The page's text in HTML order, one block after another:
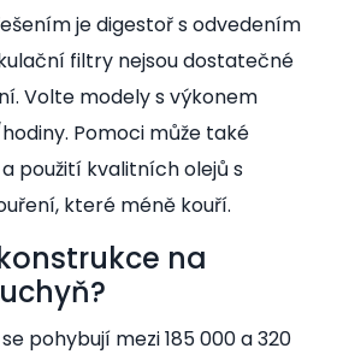
je digestoř s odvedením
filtry nejsou dostatečné
Volte modely s výkonem
Pomoci může také
použití kvalitních olejů s
které méně kouří.
na
pohybují mezi 185 000 a 320